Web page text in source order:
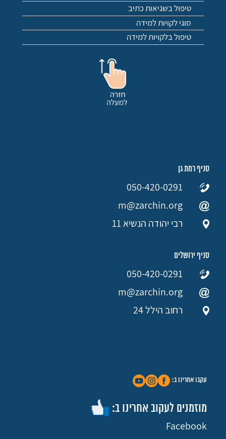
טיפול בשגיאות כתיב
סוגי לקויות למידה
טיפול בלקויות למידה
סניף רמת גן
050-420-0291
m@zarchin.org
רבי יהודה הנשיא 11
סניף ירושלים
050-420-0291
m@zarchin.org
רחוב הילל 24
עקבו אחרינו ב:
מוזמנים לעקוב אחרינו ב:
Facebook